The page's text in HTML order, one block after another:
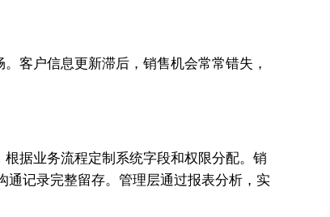
客户信息更新滞后，销售机会常常错失，
据业务流程定制系统字段和权限分配。销
通记录完整留存。管理层通过报表分析，实